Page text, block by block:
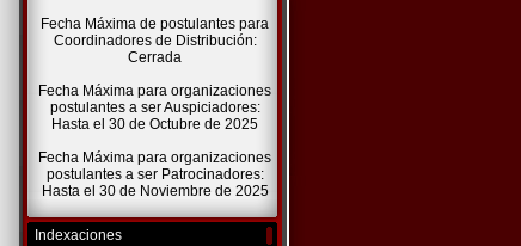
Fecha Máxima de postulantes para
Coordinadores de Distribución:
Cerrada
Fecha Máxima para organizaciones
postulantes a ser Auspiciadores:
Hasta el 30 de Octubre de 2025
Fecha Máxima para organizaciones
postulantes a ser Patrocinadores:
Hasta el 30 de Noviembre de 2025
Indexaciones